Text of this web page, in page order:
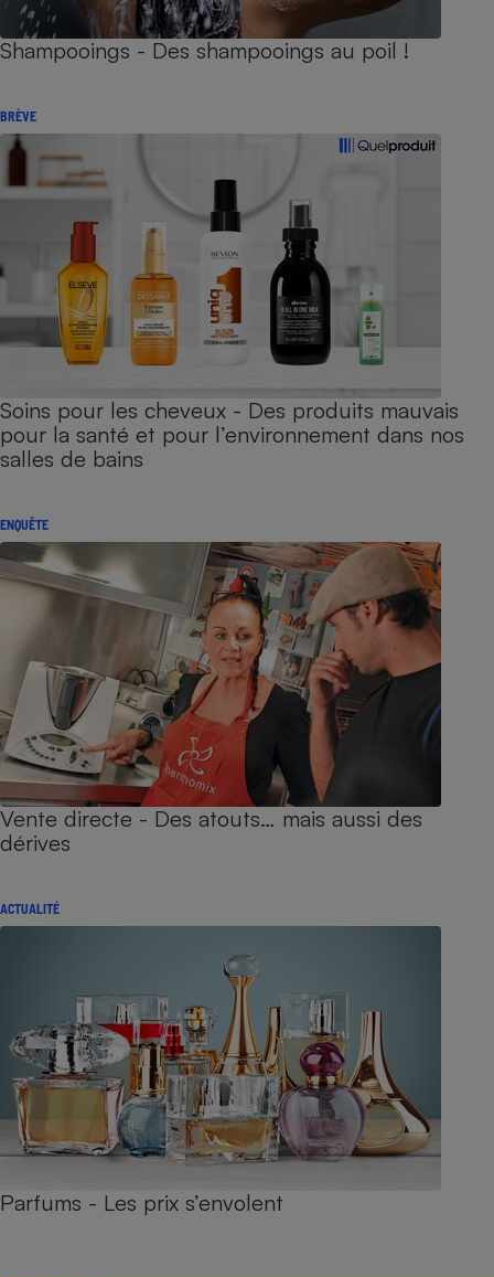
Shampooings - Des shampooings au poil !
BRÈVE
Soins pour les cheveux - Des produits mauvais
pour la santé et pour l’environnement dans nos
salles de bains
ENQUÊTE
Vente directe - Des atouts… mais aussi des
dérives
ACTUALITÉ
Parfums - Les prix s’envolent